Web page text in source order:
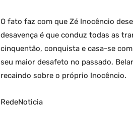
O fato faz com que Zé Inocêncio
desavença é que conduz todas as
cinquentão, conquista e casa-se
seu maior desafeto no passado,
recaindo sobre o próprio Inocêncio.
RedeNoticia